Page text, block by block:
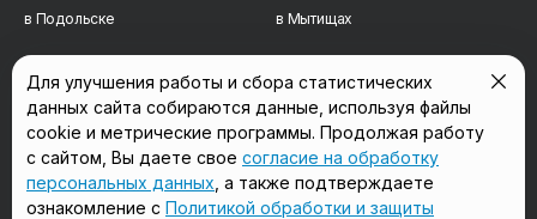
в Подольске в Мытищах
в Сергиевом Посаде в Люберцах
в Красногорске в Королёве
в Домодедово в Щёлково
Для улучшения работы и сбора статистических
данных сайта собираются данные, используя файлы
cookie и метрические программы. Продолжая работу
с сайтом, Вы даете свое согласие на обработку
персональных данных , а также подтверждаете
ознакомление с Политикой обработки и защиты